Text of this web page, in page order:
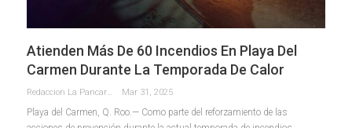
Atienden Más De 60 Incendios En Playa Del
Carmen Durante La Temporada De Calor
Redaccion La Pancarta De Quintana Roo Mar 31, 2025
Playa del Carmen, Q. Roo.— Como parte del reforzamiento de las